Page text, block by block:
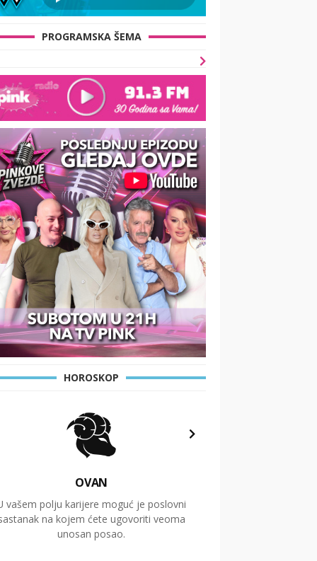
PROGRAMSKA ŠEMA
HOROSKOP
OVAN
vašem polju karijere moguć je poslovni
na kojem ćete ugovoriti veoma
unosan posao.